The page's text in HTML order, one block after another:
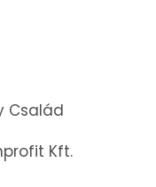
Család
Kft.